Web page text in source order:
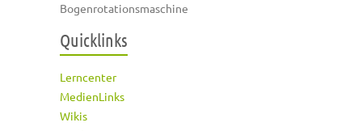
Bogenrotationsmaschine
Quicklinks
Lerncenter
MedienLinks
Wikis